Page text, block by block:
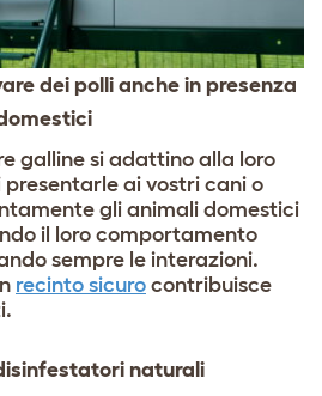
dei polli anche in presenza
galline si adattino alla loro
ai vostri cani o
gli animali domestici
il loro comportamento
sempre le interazioni.
recinto sicuro contribuisce
naturali